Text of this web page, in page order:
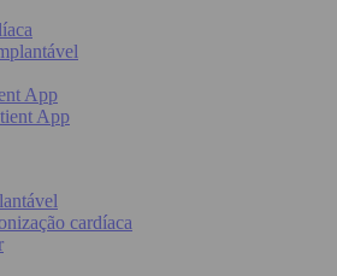
App
App
cardíaca